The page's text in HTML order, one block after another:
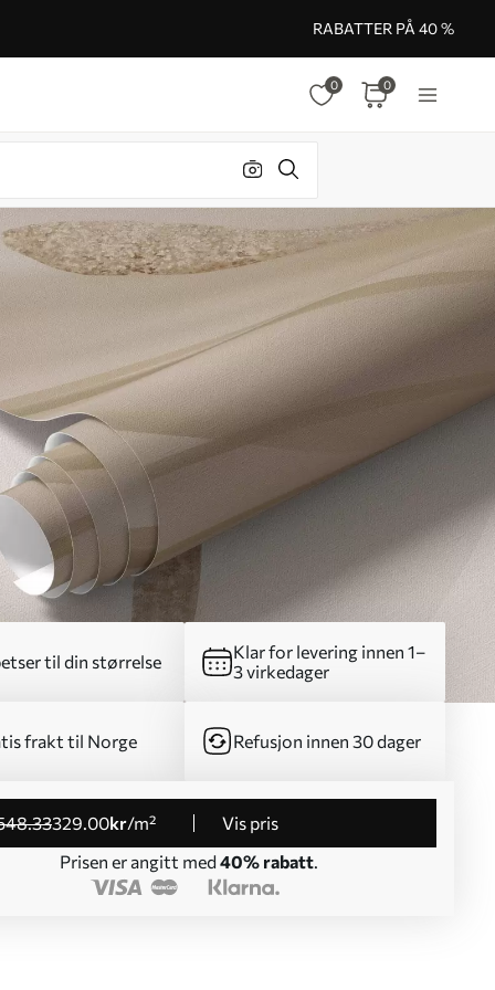
RABATTER PÅ 40 %
0 0
til din størrelse
Klar for levering innen 1–
3 virkedager
frakt til Norge Refusjon innen 30 dager
.33329.00kr/m²
Vis pris
Prisen er angitt med 40% rabatt.